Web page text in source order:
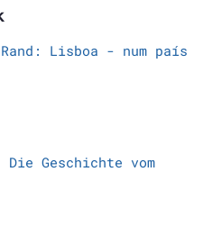
Lisboa - num país
Geschichte vom